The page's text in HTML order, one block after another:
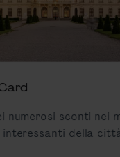
sconti nei
della